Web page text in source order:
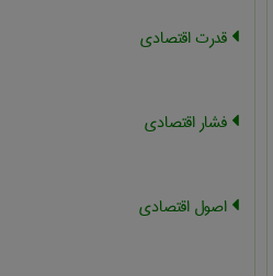
قدرت اقتصادی
فشار اقتصادی
اصول اقتصادی